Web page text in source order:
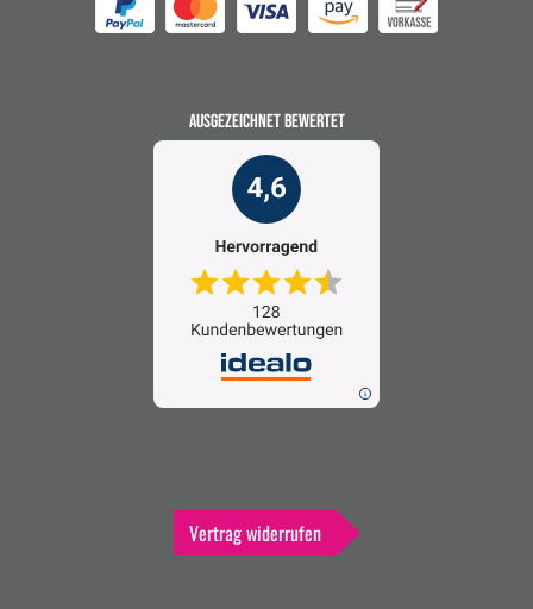
AUSGEZEICHNET BEWERTET
Vertrag widerrufen